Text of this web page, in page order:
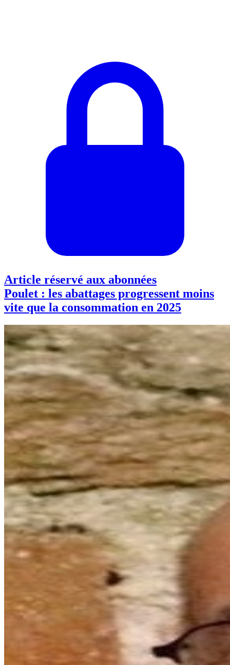
Article réservé aux abonnées
Poulet : les abattages progressent moins
vite que la consommation en 2025